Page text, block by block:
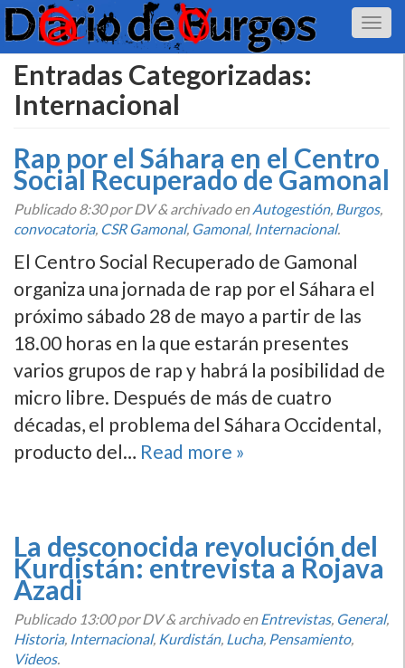
Entradas Categorizadas:
Internacional
Rap por el Sáhara en el Centro
Social Recuperado de Gamonal
Publicado8:30por DV&archivado enAutogestión, Burgos,
convocatoria, CSR Gamonal, Gamonal, Internacional.
El Centro Social Recuperado de Gamonal
organiza una jornada de rap por el Sáhara el
próximo sábado 28 de mayo a partir de las
18.00 horas en la que estarán presentes
varios grupos de rap y habrá la posibilidad de
micro libre. Después de más de cuatro
décadas, el problema del Sáhara Occidental,
producto del… Read more »
La desconocida revolución del
Kurdistán: entrevista a Rojava
Azadi
Publicado 13:00por DV&archivado enEntrevistas, General,
Historia, Internacional, Kurdistán, Lucha, Pensamiento,
Videos.